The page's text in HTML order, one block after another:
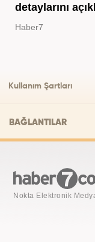
detaylarını
Haber7
Kullanım Şartları
BAĞLANTILAR
Nokta Elektronik